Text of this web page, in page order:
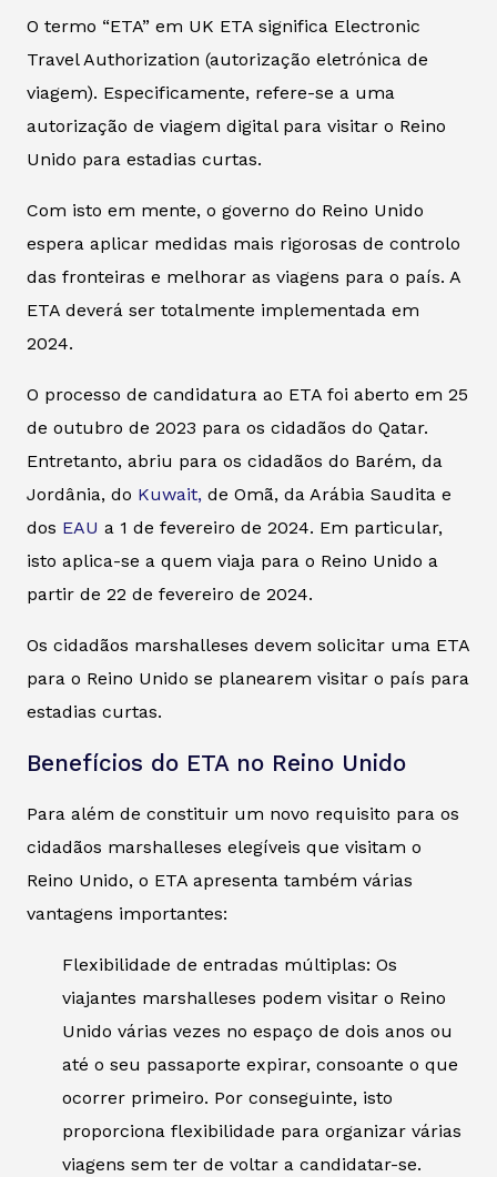
O termo “ETA” em UK ETA significa Electronic
Travel Authorization (autorização eletrónica de
viagem). Especificamente, refere-se a uma
autorização de viagem digital para visitar o Reino
Unido para estadias curtas.
Com isto em mente, o governo do Reino Unido
espera aplicar medidas mais rigorosas de controlo
das fronteiras e melhorar as viagens para o país. A
ETA deverá ser totalmente implementada em
2024.
O processo de candidatura ao ETA foi aberto em 25
de outubro de 2023 para os cidadãos do Qatar.
Entretanto, abriu para os cidadãos do Barém, da
Jordânia, do Kuwait, de Omã, da Arábia Saudita e
dos EAU a 1 de fevereiro de 2024. Em particular,
isto aplica-se a quem viaja para o Reino Unido a
partir de 22 de fevereiro de 2024.
Os cidadãos marshalleses devem solicitar uma ETA
para o Reino Unido se planearem visitar o país para
estadias curtas.
Benefícios do ETA no Reino Unido
Para além de constituir um novo requisito para os
cidadãos marshalleses elegíveis que visitam o
Reino Unido, o ETA apresenta também várias
vantagens importantes:
Flexibilidade de entradas múltiplas: Os
viajantes marshalleses podem visitar o Reino
Unido várias vezes no espaço de dois anos ou
até o seu passaporte expirar, consoante o que
ocorrer primeiro. Por conseguinte, isto
proporciona flexibilidade para organizar várias
viagens sem ter de voltar a candidatar-se.